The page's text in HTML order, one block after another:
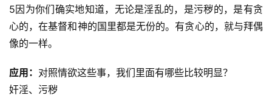
赞
美
敬
拜
神
登录
5因为你们确实地知道，无论是淫乱的，是污秽的，是有贪
心的，在基督和神的国里都是无份的。有贪心的，就与拜偶
像的一样。
应用： 对照情欲这些事，我们里面有哪些比较明显？
奸淫、污秽